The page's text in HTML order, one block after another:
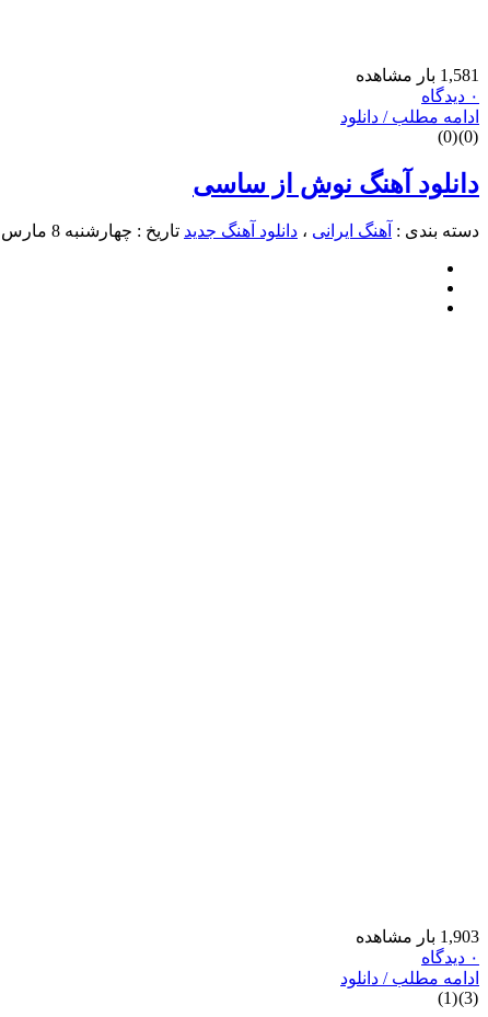
1,581 بار مشاهده
۰ دیدگاه
ادامه مطلب / دانلود
(
0
)
(
0
)
دانلود آهنگ نوش از ساسی
دسته بندی : آهنگ ایرانی ، دانلود آهنگ جدید تاریخ : چهارشنبه 8 مارس 2017
1,903 بار مشاهده
۰ دیدگاه
ادامه مطلب / دانلود
(
3
)
(
1
)